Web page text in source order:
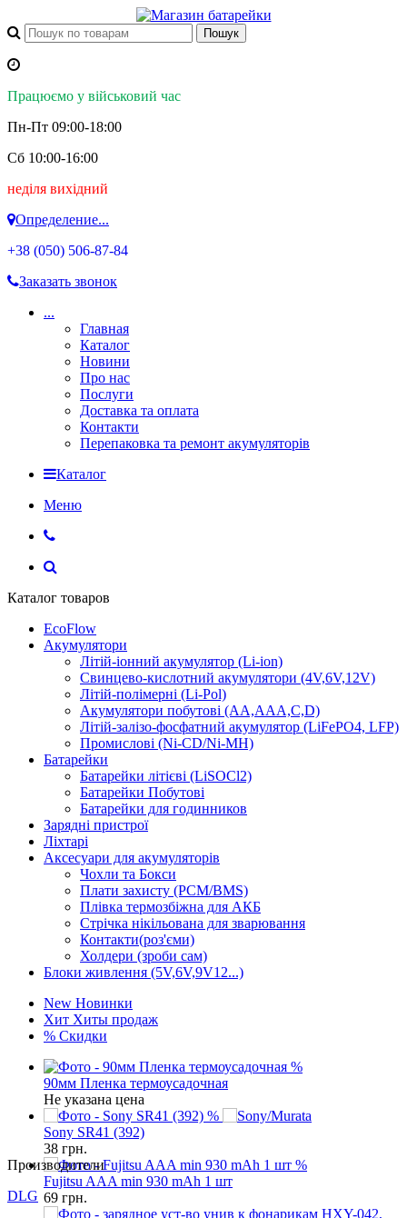
Працюємо у військовий час
Пн-Пт 09:00-18:00
Сб 10:00-16:00
неділя вихідний
Определение...
+38 (050) 506-87-84
Заказать звонок
...
Главная
Каталог
Новини
Про нас
Послуги
Доставка та оплата
Контакти
Перепаковка та ремонт акумуляторів
Каталог
Меню
Каталог товаров
EcoFlow
Акумулятори
Літій-іонний акумулятор (Li-ion)
Свинцево-кислотний акумулятори (4V,6V,12V)
Літій-полімерні (Li-Pol)
Акумулятори побутові (AA,AAA,C,D)
Літій-залізо-фосфатний акумулятор (LiFePO4, LFP)
Промислові (Ni-CD/Ni-MH)
Батарейки
Батарейки літієві (LiSOCl2)
Батарейки Побутові
Батарейки для годинников
Зарядні пристрої
Ліхтарі
Аксесуари для акумуляторів
Чохли та Бокси
Плати захисту (PCM/BMS)
Плівка термозбіжна для АКБ
Стрічка нікільована для зварювання
Контакти(роз'єми)
Холдери (зроби сам)
Блоки живлення (5V,6V,9V12...)
New Новинки
Хит Хиты продаж
% Скидки
%
90мм Пленка термоусадочная
Не указана цена
%
Sony SR41 (392)
38 грн.
%
Fujitsu AAA min 930 mAh 1 шт
69 грн.
Производители
DLG